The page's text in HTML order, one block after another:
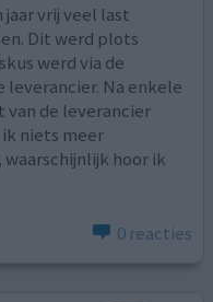
jaar vrij veel last
Dit werd plots
werd via de
Na enkele
van de leverancier
niets meer
waarschijnlijk hoor ik
0 reacties